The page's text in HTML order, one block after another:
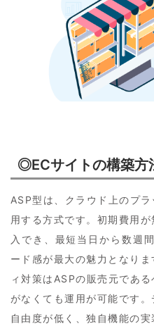
◎ECサイトの構築方
ASP型は、クラウド上のプ
用する方式です。初期費用
入でき、最短当日から数週
ード感が最大の魅力となり
ィ対策はASPの販売元であ
がなくても運用が可能です
自由度が低く、独自機能の